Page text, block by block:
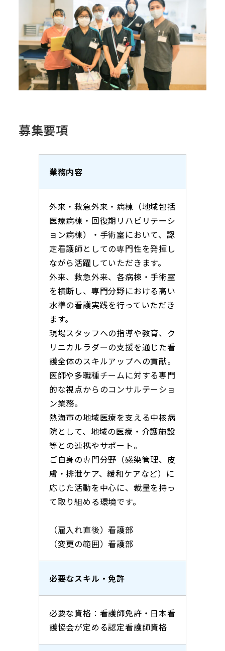
募集要項
業務内容
外来・救急外来・病棟（地域包括
医療病棟・回復期リハビリテーシ
ョン病棟）・手術室において、認
定看護師としての専門性を発揮し
ながら活躍していただきます。
外来、救急外来、各病棟・手術室
を横断し、専門分野における高い
水準の看護実践を行っていただき
ます。
現場スタッフへの指導や教育、ク
リニカルラダーの支援を通じた看
護全体のスキルアップへの貢献。
医師や多職種チームに対する専門
的な視点からのコンサルテーショ
ン業務。
熱海市の地域医療を支える中核病
院として、地域の医療・介護施設
等との連携やサポート。
ご自身の専門分野（感染管理、皮
膚・排泄ケア、緩和ケアなど）に
応じた活動を中心に、裁量を持っ
て取り組める環境です。
（雇入れ直後）看護部
（変更の範囲）看護部
必要なスキル・免許
必要な資格：看護師免許・日本看
護協会が定める認定看護師資格